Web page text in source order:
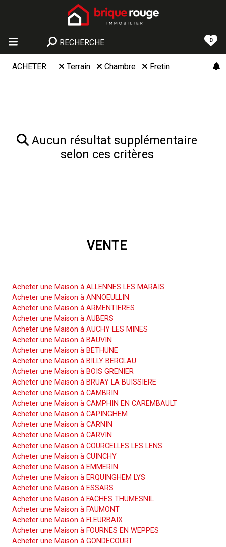
RECHERCHE 0
ACHETER Terrain Chambre Fretin
Aucun résultat supplémentaire
selon ces critères
VENTE
Acheter une Maison à ALLENNES LES MARAIS
Acheter une Maison à ANNOEULLIN
Acheter une Maison à ARMENTIERES
Acheter une Maison à AUBERS
Acheter une Maison à AUCHY LES MINES
Acheter une Maison à BAUVIN
Acheter une Maison à BETHUNE
Acheter une Maison à BILLY BERCLAU
Acheter une Maison à BOIS GRENIER
Acheter une Maison à BRUAY LA BUISSIERE
Acheter une Maison à CAMBRIN
Acheter une Maison à CAMPHIN EN CAREMBAULT
Acheter une Maison à CAPINGHEM
Acheter une Maison à CARNIN
Acheter une Maison à CARVIN
Acheter une Maison à COURCELLES LES LENS
Acheter une Maison à CUINCHY
Acheter une Maison à EMMERIN
Acheter une Maison à ERQUINGHEM LYS
Acheter une Maison à ESSARS
Acheter une Maison à FACHES THUMESNIL
Acheter une Maison à FAUMONT
Acheter une Maison à FLEURBAIX
Acheter une Maison à FOURNES EN WEPPES
Acheter une Maison à GONDECOURT